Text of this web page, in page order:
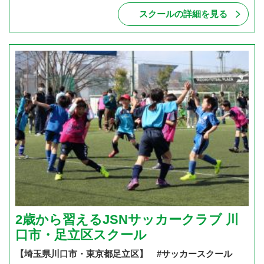
スクールの詳細を見る
2歳から習えるJSNサッカークラブ 川
口市・足立区スクール
【埼玉県川口市・東京都足立区】 #サッカースクール